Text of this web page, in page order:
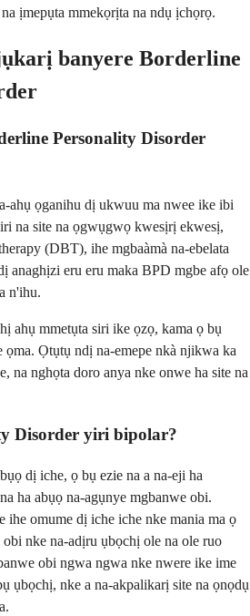
ịmepụta mmekọrịta na ndụ ịchọrọ.
banyere Borderline
Personality Disorder
ahụ ọganihu dị ukwuu ma nwee ike ibi
na site na ọgwụgwọ kwesịrị ekwesị,
(DBT), ihe mgbaàmà na-ebelata
anaghịzi eru eru maka BPD mgbe afọ ole
n'ihu.
ahụ mmetụta siri ike ọzọ, kama ọ bụ
Ọtụtụ ndị na-emepe nkà njikwa ka
na nghọta doro anya nke onwe ha site na
Disorder yiri bipolar?
dị iche, ọ bụ ezie na a na-eji ha
ha abụọ na-agụnye mgbanwe obi.
ihe omume dị iche iche nke mania ma ọ
nke na-adịru ụbọchị ole na ole ruo
obi ngwa ngwa nke nwere ike ime
ụbọchị, nke a na-akpalikarị site na ọnọdụ